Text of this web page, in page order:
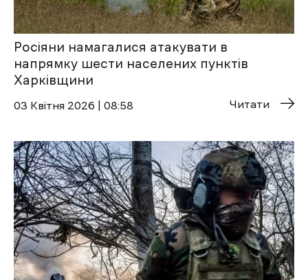
Росіяни намагалися атакувати в
напрямку шести населених пунктів
Харківщини
03 Квітня 2026 | 08:58 Читати